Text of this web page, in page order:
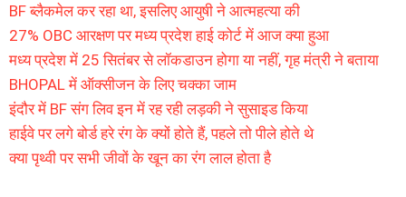
BF ब्लैकमेल कर रहा था, इसलिए आयुषी ने आत्महत्या की
27% OBC आरक्षण पर मध्य प्रदेश हाई कोर्ट में आज क्या हुआ
मध्य प्रदेश में 25 सितंबर से लॉकडाउन होगा या नहीं, गृह मंत्री ने बताया
BHOPAL में ऑक्सीजन के लिए चक्का जाम
इंदौर में BF संग लिव इन में रह रही लड़की ने सुसाइड किया
हाईवे पर लगे बोर्ड हरे रंग के क्यों होते हैं, पहले तो पीले होते थे
क्या पृथ्वी पर सभी जीवों के खून का रंग लाल होता है